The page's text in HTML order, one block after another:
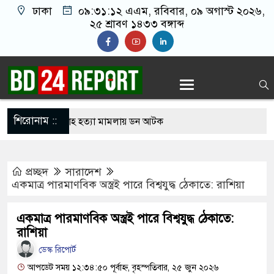
ঢাকা ০৯:৩১:১৩ এএম, রবিবার, ০৯ অগাস্ট ২০২৬,
২৫ শ্রাবণ ১৪৩৩ বঙ্গাব্দ
শিরোনাম ::
সালমান শাহ হত্যা মামলায় ডন আটক
পরিদর্শনে গিয়ে দেখলেন দায়িত্ব অবহেলা, সিভিল
স্বাস্থ্যমন্ত্রীর
প্রচ্ছদ
সারাদেশ
একমাত্র পারমাণবিক অস্ত্রই পারে বিশ্বযুদ্ধ ঠেকাতে: রাশিয়া
একমাত্র পারমাণবিক অস্ত্রই পারে বিশ্বযুদ্ধ ঠেকাতে:
রাশিয়া
ডেস্ক রিপোর্ট
আপডেট সময় ১২:৩৪:৫০ পূর্বাহ্ন, বৃহস্পতিবার, ২৫ জুন ২০২৬